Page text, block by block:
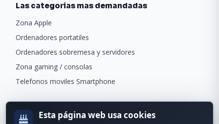
Las categorias mas demandadas
Zona Apple
Ordenadores portatiles
Ordenadores sobremesa y servidores
Zona gaming / consolas
Telefonos moviles Smartphone
Esta página web usa cookies